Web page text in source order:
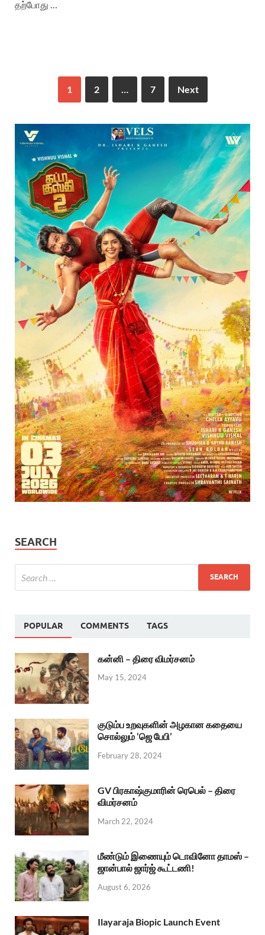
தற்போது …
1 2 … 7 Next
SEARCH
POPULAR COMMENTS TAGS
கன்னி – திரை விமர்சனம்
May 15, 2024
குடும்ப உறவுகளின் அழகான கதையை
சொல்லும் ‘ஜெ பேபி’
February 28, 2024
GV பிரகாஷ்குமாரின் ரெபெல் – திரை
விமர்சனம்
March 22, 2024
மீண்டும் இணையும் டொவினோ தாமஸ் –
ஜான்பால் ஜார்ஜ் கூட்டணி!
August 6, 2026
Ilayaraja Biopic Launch Event